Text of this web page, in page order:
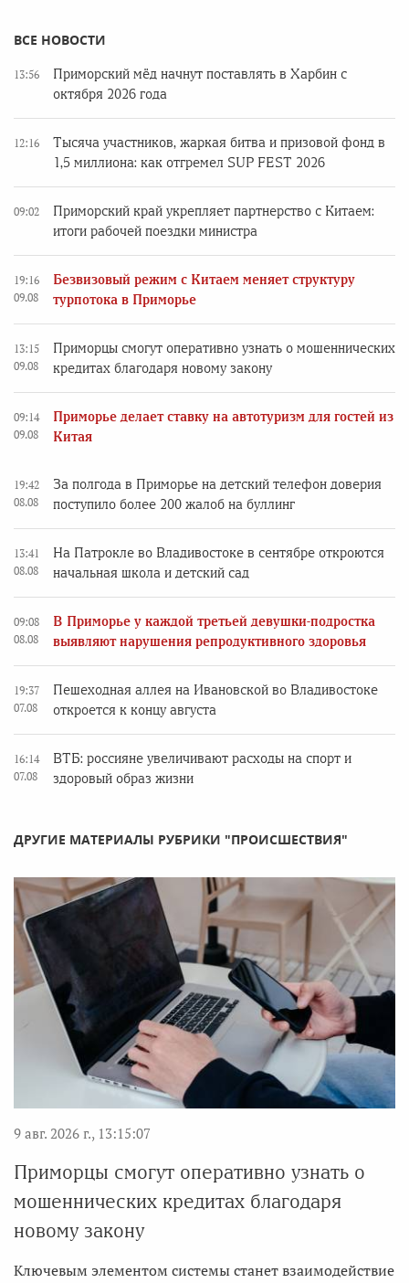
ВСЕ НОВОСТИ
13:56
Приморский мёд начнут поставлять в Харбин с
октября 2026 года
12:16
Тысяча участников, жаркая битва и призовой фонд в
1,5 миллиона: как отгремел SUP FEST 2026
09:02
Приморский край укрепляет партнерство с Китаем:
итоги рабочей поездки министра
19:16
09.08
Безвизовый режим с Китаем меняет структуру
турпотока в Приморье
13:15
09.08
Приморцы смогут оперативно узнать о мошеннических
кредитах благодаря новому закону
09:14
09.08
Приморье делает ставку на автотуризм для гостей из
Китая
19:42
08.08
За полгода в Приморье на детский телефон доверия
поступило более 200 жалоб на буллинг
13:41
08.08
На Патрокле во Владивостоке в сентябре откроются
начальная школа и детский сад
09:08
08.08
В Приморье у каждой третьей девушки-подростка
выявляют нарушения репродуктивного здоровья
19:37
07.08
Пешеходная аллея на Ивановской во Владивостоке
откроется к концу августа
16:14
07.08
ВТБ: россияне увеличивают расходы на спорт и
здоровый образ жизни
ДРУГИЕ МАТЕРИАЛЫ РУБРИКИ "ПРОИСШЕСТВИЯ"
9 авг. 2026 г., 13:15:07
Приморцы смогут оперативно узнать о
мошеннических кредитах благодаря
новому закону
Ключевым элементом системы станет взаимодействие